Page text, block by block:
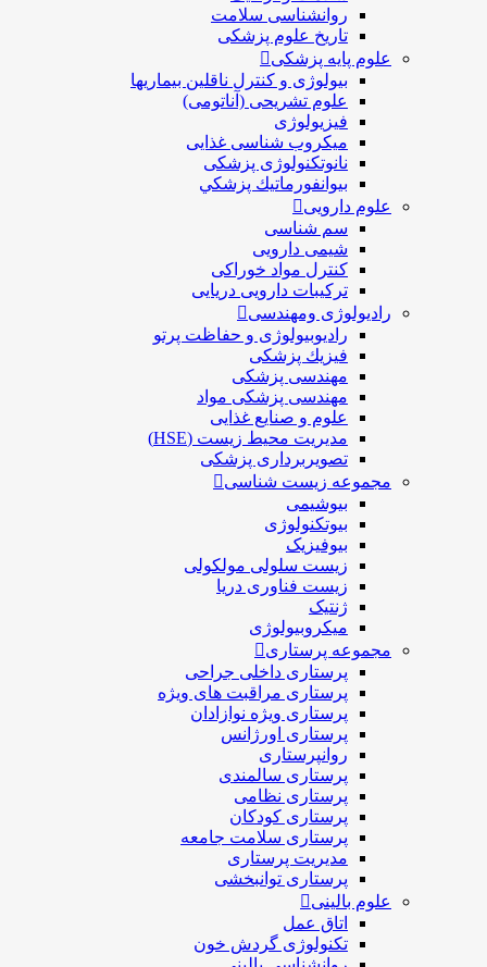
روانشناسی سلامت
تاریخ علوم پزشکی
علوم پایه پزشکی
بیولوژی و کنترل ناقلین بیماریها
علوم تشریحی (آناتومی)
فیزیولوژی
ميكروب شناسی غذایی
نانوتکنولوژی پزشکی
بيوانفورماتيك پزشكي
علوم دارویی
سم شناسی
شیمی دارویی
کنترل مواد خوراکی
ترکیبات دارویی دریایی
رادیولوژی ومهندسی
رادیوبیولوژی و حفاظت پرتو
فيزيك پزشکی
مهندسی پزشکی
مهندسی پزشکی مواد
علوم و صنايع غذایی
مدیریت محیط زیست (HSE)
تصویربرداری پزشکی
مجموعه زیست شناسی
بیوشیمی
بیوتکنولوژی
بیوفیزیک
زیست سلولی مولکولی
زیست فناوری دریا
ژنتیک
میکروبیولوژی
مجموعه پرستاری
پرستاری داخلی جراحی
پرستاری مراقبت های ويژه
پرستاری ويژه نوازادان
پرستاری اورژانس
روانپرستاری
پرستاری سالمندی
پرستاری نظامی
پرستاری کودکان
پرستاری سلامت جامعه
مدیریت پرستاری
پرستاری توانبخشی
علوم بالینی
اتاق عمل
تکنولوژی گردش خون